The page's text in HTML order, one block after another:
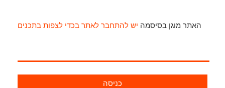
האתר מוגן בסיסמה יש להתחבר לאתר בכדי לצפות בתכנים
כניסה